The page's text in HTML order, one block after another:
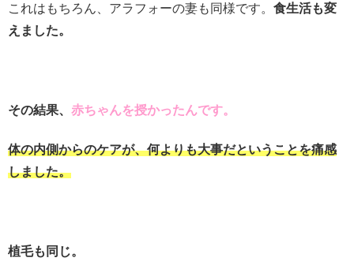
これはもちろん、アラフォーの妻も同様です。 食生活も変
えました。
その結果、 赤ちゃんを授かったんです。
体の内側からのケアが、何よりも大事だということを痛感
しました。
植毛も同じ。